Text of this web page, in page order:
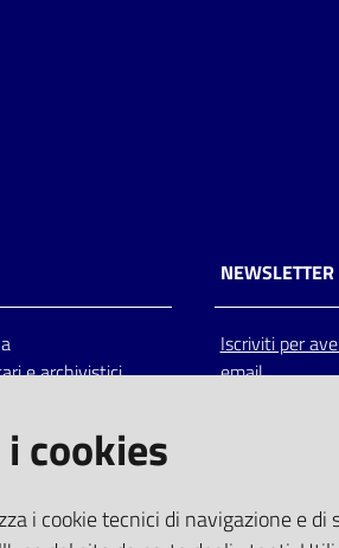
e archivistici
fax
NEWSLETTER
Iscriviti per
email
cookies
i cookie tecnici di navigazione e